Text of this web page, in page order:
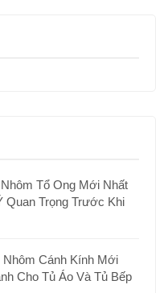
Tổ Ong Mới Nhất
Quan Trọng Trước Khi
Nhôm Cánh Kính Mới
Cho Tủ Áo Và Tủ Bếp